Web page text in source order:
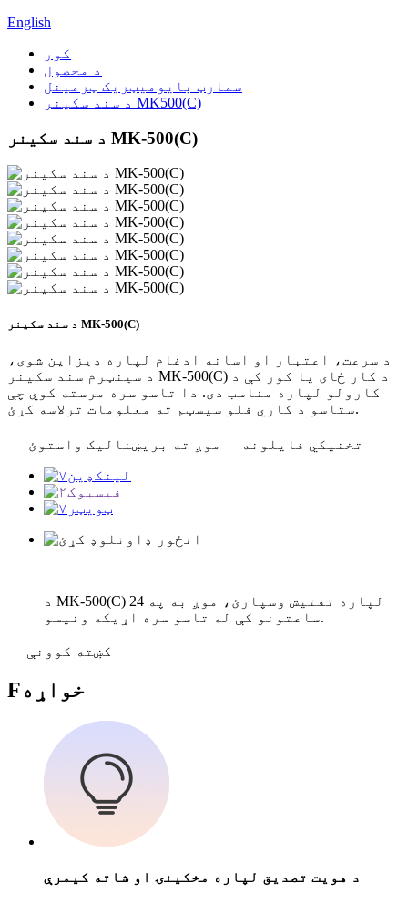
English
کور
د محصول
سمارټ بایومیټریک ټرمینل
د سند سکینر MK500(C)
د سند سکینر MK-500(C)
د سند سکینر MK-500(C)
د سرعت، اعتبار او اسانه ادغام لپاره ډیزاین شوی،
د سینټرم سند سکینر MK-500(C) د کار ځای یا کور کې د
کارولو لپاره مناسب دی. دا تاسو سره مرسته کوي چې
ستاسو د کاري فلو سیسټم ته معلومات ترلاسه کړئ.
تخنیکي فایلونه موږ ته بریښنالیک واستوئ
د MK-500(C) لپاره تفتیش وسپارئ، موږ به په 24
ساعتونو کې له تاسو سره اړیکه ونیسو.
کښته کوونې
Fخواړه
د هویت تصدیق لپاره مخکینۍ او شاته کیمرې